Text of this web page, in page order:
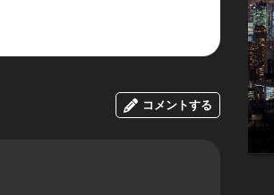
コメントする